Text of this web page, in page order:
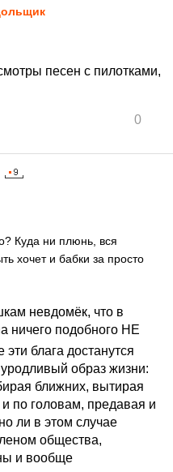
песен с пилотками,
0
Куда ни плюнь, вся
хочет и бабки за просто
невдомёк, что в
ничего подобного НЕ
блага достанутся
образ жизни:
ближних, вытирая
по головам, предавая и
ли в этом случае
общества,
и вообще